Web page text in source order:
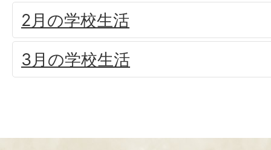
2月の学校生活
3月の学校生活